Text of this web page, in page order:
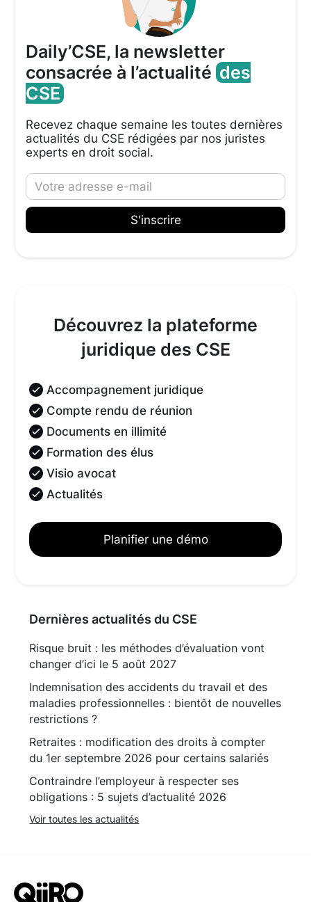
Daily’CSE, la newsletter
consacrée à l’actualitédes
CSE
Recevez chaque semaine les toutes dernières
actualités du CSE rédigées par nos juristes
experts en droit social.
Découvrez la plateforme
juridique des CSE
Accompagnement juridique
Compte rendu de réunion
Documents en illimité
Formation des élus
Visio avocat
Actualités
Planifier une démo
Dernières actualités du CSE
Risque bruit : les méthodes d’évaluation vont
changer d’ici le 5 août 2027
Indemnisation des accidents du travail et des
maladies professionnelles : bientôt de nouvelles
restrictions ?
Retraites : modification des droits à compter
du 1er septembre 2026 pour certains salariés
Contraindre l’employeur à respecter ses
obligations : 5 sujets d’actualité 2026
Voir toutes les actualités